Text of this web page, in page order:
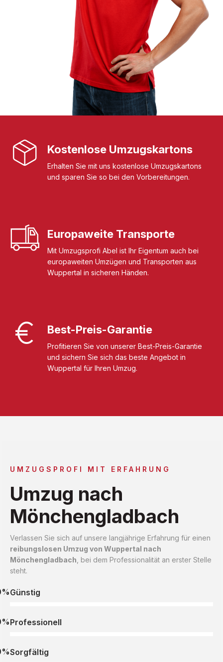
Kostenlose Umzugskartons
Erhalten Sie mit uns kostenlose Umzugskartons
und sparen Sie so bei den Vorbereitungen.
Europaweite Transporte
Mit Umzugsprofi Abel ist Ihr Eigentum auch bei
europaweiten Umzügen und Transporten aus
Wuppertal in sicheren Händen.
Best-Preis-Garantie
Profitieren Sie von unserer Best-Preis-Garantie
und sichern Sie sich das beste Angebot in
Wuppertal für Ihren Umzug.
UMZUGSPROFI MIT ERFAHRUNG
Umzug nach
Mönchengladbach
Verlassen Sie sich auf unsere langjährige Erfahrung für einen
reibungslosen Umzug von Wuppertal nach
Mönchengladbach , bei dem Professionalität an erster Stelle
steht.
Günstig
Professionell
Sorgfältig